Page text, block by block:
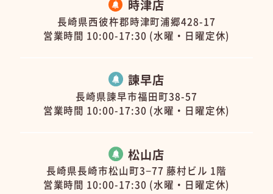
時津店
長崎県西彼杵郡時津町浦郷428-17
営業時間 10:00-17:30 (水曜・日曜定休)
諫早店
長崎県諫早市福田町38-57
営業時間 10:00-17:30 (水曜・日曜定休)
松山店
長崎県長崎市松山町3−77 藤村ビル 1階
営業時間 10:00-17:30 (水曜・日曜定休)